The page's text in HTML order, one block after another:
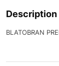
Description
BLATOBRAN